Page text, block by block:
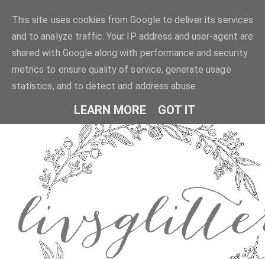
This site uses cookies from Google to deliver its services
and to analyze traffic. Your IP address and user-agent are
shared with Google along with performance and security
metrics to ensure quality of service, generate usage
statistics, and to detect and address abuse.
LEARN MORE GOT IT